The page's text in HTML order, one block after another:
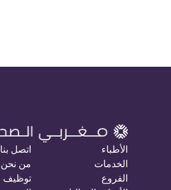
الأطباء
الخدمات
الفروع
اتصل بنا
من نحن
توظيف